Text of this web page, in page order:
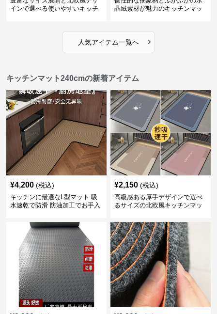
インで選べる使いやすいキッチ
晶絨素材が魅力のキッチンマッ
人気アイテム一覧へ ›
キッチンマット240cmの新着アイテム
¥4,200 (税込)
キッチンに最適なL型マット 吸
水速乾で防滑 防油加工でお手入
¥2,150 (税込)
高級感ある厚手デザインで選べ
るサイズの北欧風キッチンマッ